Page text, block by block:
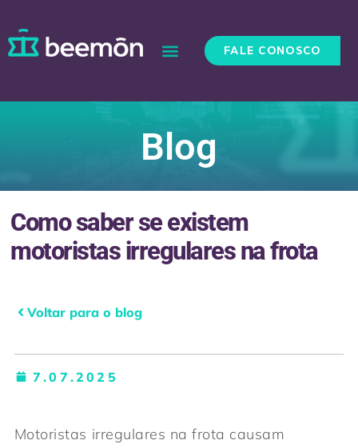
FALE CONOSCO
Blog
Como saber se existem
motoristas irregulares na frota
Voltar para o blog
7.07.2025
Motoristas irregulares na frota causam